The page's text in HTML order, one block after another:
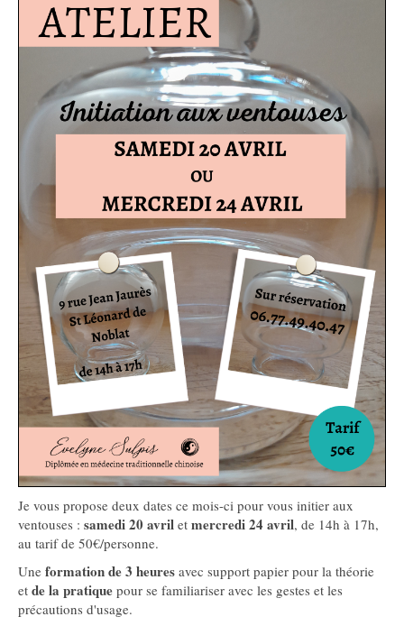
Je vous propose deux dates ce mois-ci pour vous initier aux
ventouses : samedi 20 avril et mercredi 24 avril, de 14h à 17h,
au tarif de 50€/personne.
Une formation de 3 heures avec support papier pour la théorie
et de la pratique pour se familiariser avec les gestes et les
précautions d'usage.